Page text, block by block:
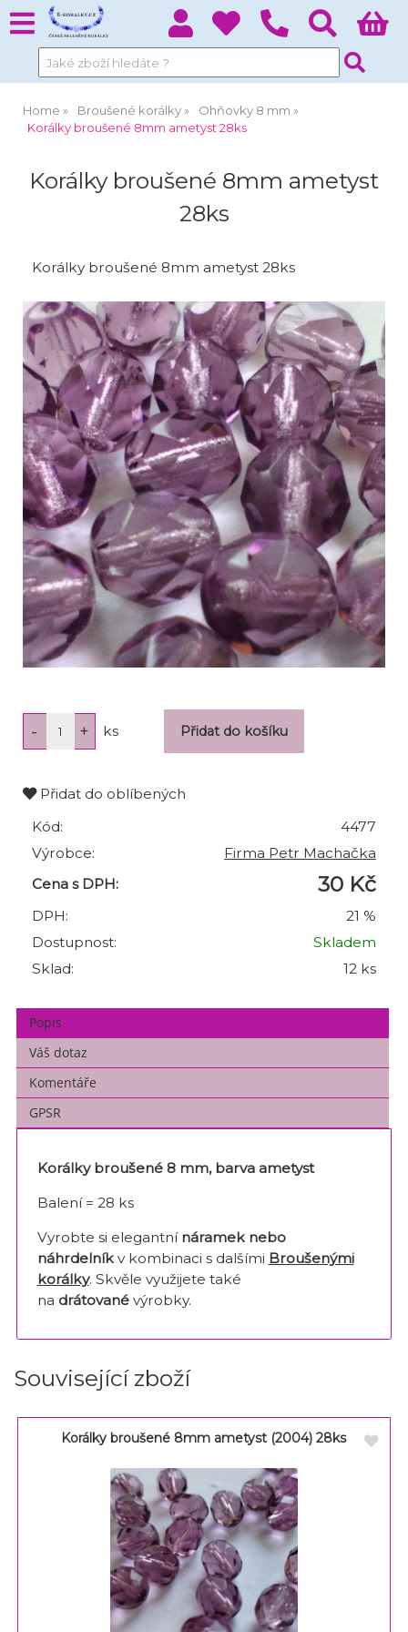
Home Broušené korálky
Ohňovky 8 mm
Korálky broušené 8mm ametyst 28ks
Korálky broušené 8mm ametyst
28ks
Korálky broušené 8mm ametyst 28ks
ks
Přidat do oblíbených
Kód:
4477
Výrobce:
Firma Petr Machačka
Cena s DPH:
30 Kč
DPH:
21 %
Dostupnost:
Skladem
Sklad:
12 ks
Popis
Váš dotaz
Komentáře
GPSR
Korálky broušené 8 mm, barva ametyst
Balení = 28 ks
Vyrobte si elegantnínáramek nebo
náhrdelníkv kombinaci s dalšími Broušenými
korálky. Skvěle využijete také
na drátovanévýrobky.
Související zboží
Korálky broušené 8mm ametyst (2004) 28ks